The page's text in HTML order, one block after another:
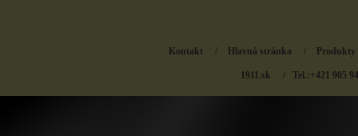
Kontakt / Hlavná stránka / Produkty
1911.sk / Tel.:+421 905